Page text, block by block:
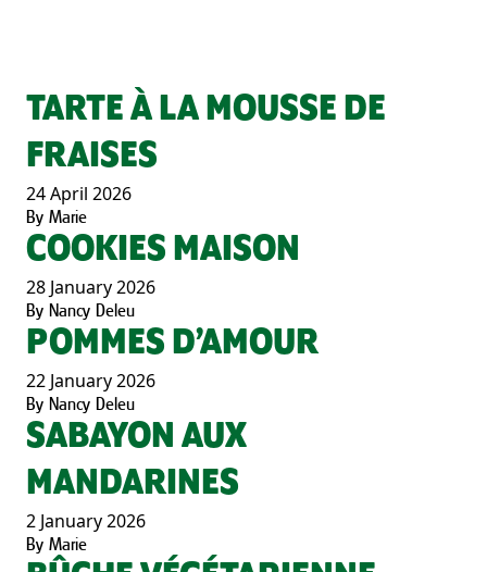
TARTE À LA MOUSSE DE
FRAISES
24 April 2026
By Marie
COOKIES MAISON
28 January 2026
By Nancy Deleu
POMMES D’AMOUR
22 January 2026
By Nancy Deleu
SABAYON AUX
MANDARINES
2 January 2026
By Marie